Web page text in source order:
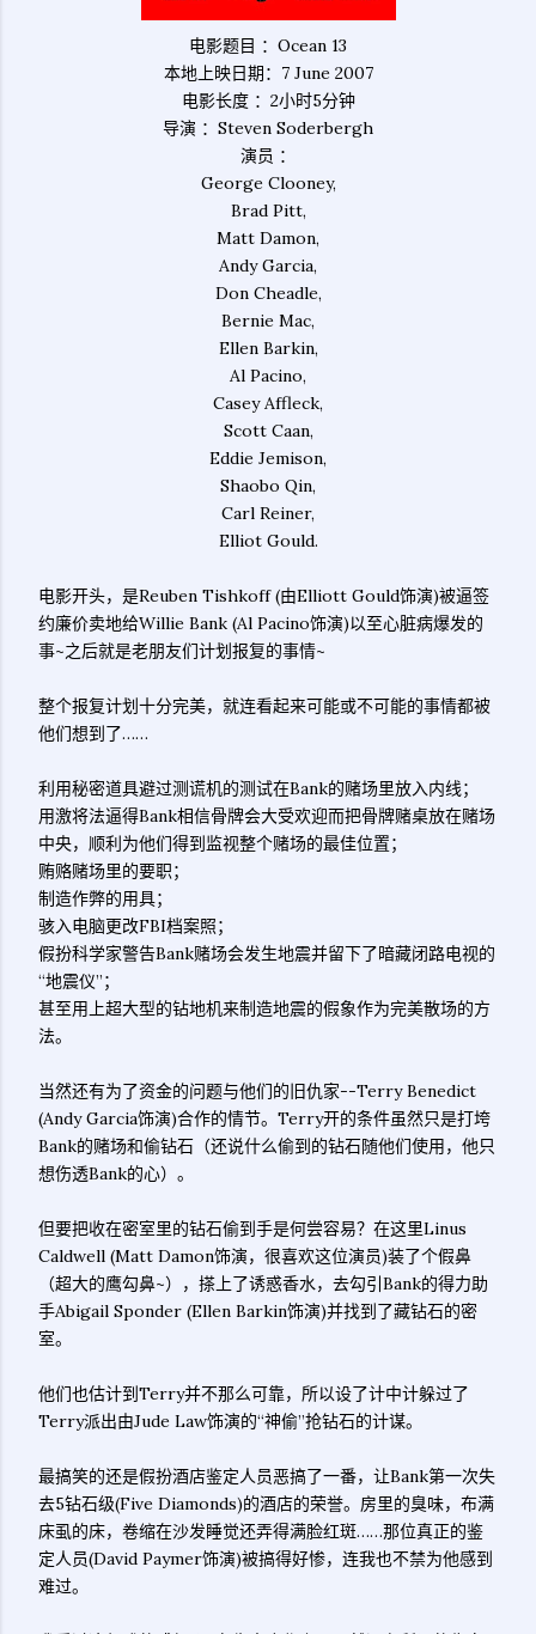
电影题目 ：Ocean 13
本地上映日期：7 June 2007
电影长度 ：2小时5分钟
导演 ：Steven Soderbergh
演员 ：
George Clooney,
Brad Pitt,
Matt Damon,
Andy Garcia,
Don Cheadle,
Bernie Mac,
Ellen Barkin,
Al Pacino,
Casey Affleck,
Scott Caan,
Eddie Jemison,
Shaobo Qin,
Carl Reiner,
Elliot Gould.
电影开头，是Reuben Tishkoff (由Elliott Gould饰演)被逼签
约廉价卖地给Willie Bank (Al Pacino饰演)以至心脏病爆发的
事~之后就是老朋友们计划报复的事情~
整个报复计划十分完美，就连看起来可能或不可能的事情都被
他们想到了……
利用秘密道具避过测谎机的测试在Bank的赌场里放入内线；
用激将法逼得Bank相信骨牌会大受欢迎而把骨牌赌桌放在赌场
中央，顺利为他们得到监视整个赌场的最佳位置；
贿赂赌场里的要职；
制造作弊的用具；
骇入电脑更改FBI档案照；
假扮科学家警告Bank赌场会发生地震并留下了暗藏闭路电视的
“地震仪”；
甚至用上超大型的钻地机来制造地震的假象作为完美散场的方
法。
当然还有为了资金的问题与他们的旧仇家--Terry Benedict
(Andy Garcia饰演)合作的情节。Terry开的条件虽然只是打垮
Bank的赌场和偷钻石（还说什么偷到的钻石随他们使用，他只
想伤透Bank的心）。
但要把收在密室里的钻石偷到手是何尝容易？在这里Linus
Caldwell (Matt Damon饰演，很喜欢这位演员)装了个假鼻
（超大的鹰勾鼻~），搽上了诱惑香水，去勾引Bank的得力助
手Abigail Sponder (Ellen Barkin饰演)并找到了藏钻石的密
室。
他们也估计到Terry并不那么可靠，所以设了计中计躲过了
Terry派出由Jude Law饰演的“神偷”抢钻石的计谋。
最搞笑的还是假扮酒店鉴定人员恶搞了一番，让Bank第一次失
去5钻石级(Five Diamonds)的酒店的荣誉。房里的臭味，布满
床虱的床，卷缩在沙发睡觉还弄得满脸红斑……那位真正的鉴
定人员(David Paymer饰演)被搞得好惨，连我也不禁为他感到
难过。